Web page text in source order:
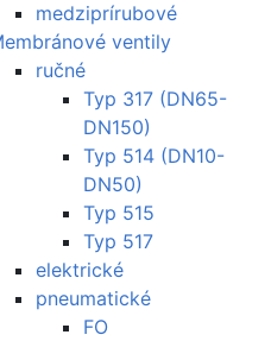
medziprírubové
ventily
ručné
Typ 317 (DN65-
DN150)
Typ 514 (DN10-
DN50)
Typ 515
Typ 517
elektrické
pneumatické
FO